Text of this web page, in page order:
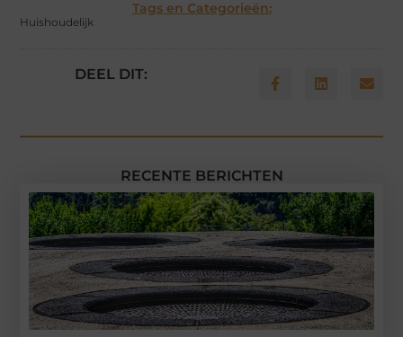
Tags en Categorieën:
Huishoudelijk
DEEL DIT:
RECENTE BERICHTEN